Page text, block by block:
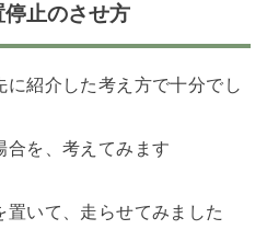
止のさせ方
紹介した考え方で十分でし
合を、考えてみます
いて、走らせてみました